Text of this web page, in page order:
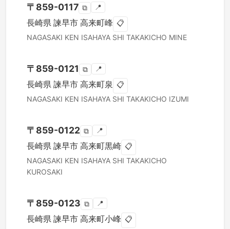
〒 859-0117 ⧉ 📍
長崎県 諫早市 高来町峰 📋
NAGASAKI KEN ISAHAYA SHI TAKAKICHO MINE
〒 859-0121 ⧉ 📍
長崎県 諫早市 高来町泉 📋
NAGASAKI KEN ISAHAYA SHI TAKAKICHO IZUMI
〒 859-0122 ⧉ 📍
長崎県 諫早市 高来町黒崎 📋
NAGASAKI KEN ISAHAYA SHI TAKAKICHO
KUROSAKI
〒 859-0123 ⧉ 📍
長崎県 諫早市 高来町小峰 📋